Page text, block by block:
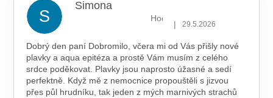
S
Simona
Hodnocení obchodu je 5 z 5
| 29.5.2026
Dobrý den paní Dobromilo, včera mi od Vás přišly nové
plavky a aqua epitéza a prostě Vám musím z celého
srdce poděkovat. Plavky jsou naprosto úžasné a sedí
perfektně. Když mě z nemocnice propouštěli s jizvou
přes půl hrudníku, tak jeden z mých marnivých strachů